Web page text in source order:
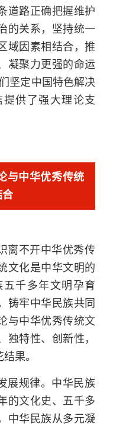
道路正确把握维护
的关系，坚持统一
域因素相结合，推
凝聚力更强的命运
坚定中国特色解决
供了强大理论支
与中华优秀传统
合
离不开中华优秀传
文化是中华文明的
千多年文明孕育
铸牢中华民族共同
与中华优秀传统文
独特性、创新性，
果。
展规律。中华民族
的文化史、五千多
中华民族从多元凝